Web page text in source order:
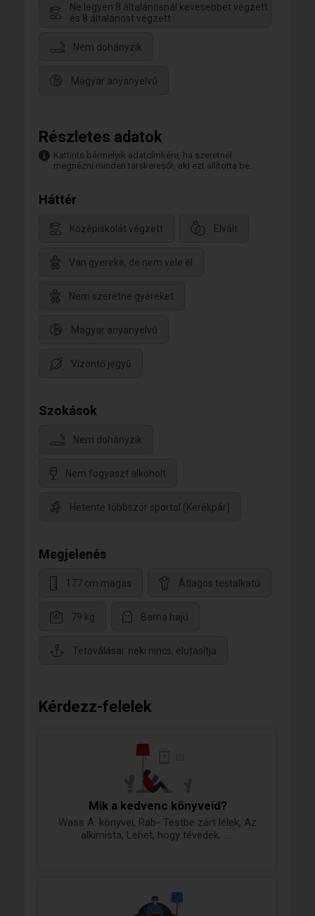
Ne legyen 8 általánosnál kevesebbet végzett
és 8 általánost végzett
Nem dohányzik
Magyar anyanyelvű
Részletes adatok
Kattints bármelyik adatcímkére, ha szeretnél
megnézni minden társkeresőt, aki ezt állította be.
Háttér
Középiskolát végzett Elvált
Van gyereke, de nem vele él
Nem szeretne gyereket
Magyar anyanyelvű
Vízöntő jegyű
Szokások
Nem dohányzik
Nem fogyaszt alkoholt
Hetente többször sportol (Kerékpár)
Megjelenés
177 cm magas Átlagos testalkatú
79 kg Barna hajú
Tetoválásai: neki nincs, elutasítja
Kérdezz-felelek
Mik a kedvenc könyveid?
Wass A. könyvei, Rab- Testbe zárt lélek, Az
alkimista, Lehet, hogy tévedek, .....